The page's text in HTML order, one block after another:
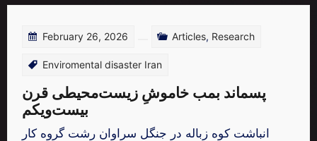
February 26, 2026 Articles, Research
Enviromental disaster Iran
پسماند بمب خاموشِ زیست‌محیطی قرن
بیست‌ویکم
انباشت کوه زباله در جنگل سراوان رشت گروه کار